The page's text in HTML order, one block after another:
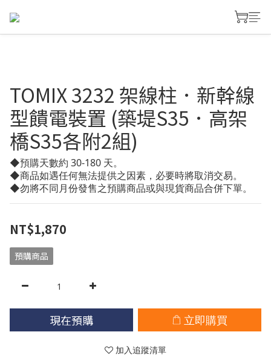
TOMIX 3232 架線柱．新幹線
型饋電裝置 (築堤S35．高架
橋S35各附2組)
◆預購天數約 30-180 天。
◆商品如遇任何無法提供之因素，必要時將取消交易。
◆勿將不同月份發售之預購商品或與現貨商品合併下單。
NT$1,870
預購商品
現在預購 立即購買
加入追蹤清單